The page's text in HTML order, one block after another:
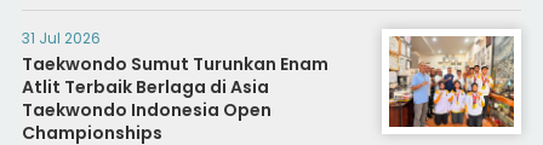
31 Jul 2026
Taekwondo Sumut Turunkan Enam
Atlit Terbaik Berlaga di Asia
Taekwondo Indonesia Open
Championships